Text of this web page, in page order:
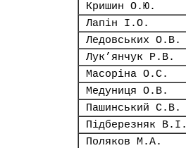
Кришин О.Ю.
Лапін І.О.
Ледовських О.В.
Лук’янчук Р.В.
Масоріна О.С.
Медуниця О.В.
Пашинський С.В.
Підберезняк В.І.
Поляков М.А.